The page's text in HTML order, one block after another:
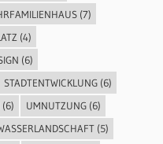
(7)
(4)
(6)
STADTENTWICKLUNG(6)
(6) UMNUTZUNG(6)
(5)